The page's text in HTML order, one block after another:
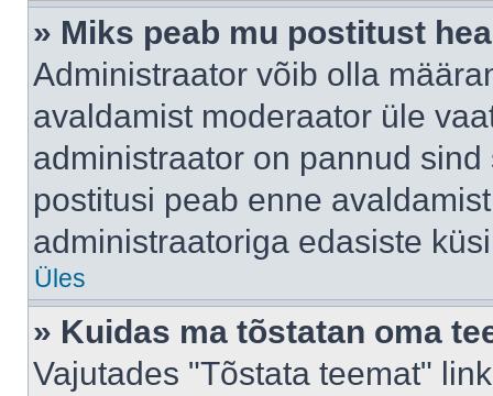
» Miks peab mu postitust
Administraator võib olla
avaldamist moderaator üle
administraator on pannud
postitusi peab enne
administraatoriga edasiste
Üles
» Kuidas ma tõstatan oma
Vajutades "Tõstata teemat"